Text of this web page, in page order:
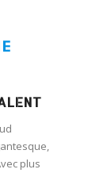
plus